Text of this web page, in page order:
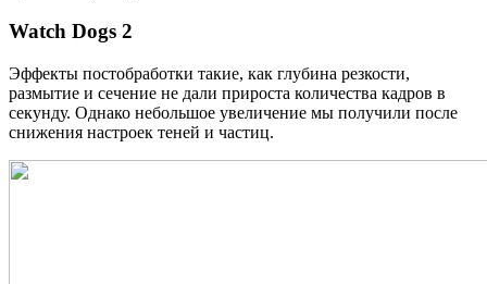
Watch Dogs 2
Эффекты постобработки такие, как глубина резкости,
размытие и сечение не дали прироста количества кадров в
секунду. Однако небольшое увеличение мы получили после
снижения настроек теней и частиц.